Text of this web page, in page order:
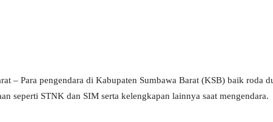
– Para pengendara di Kabupaten Sumbawa Barat (KSB) baik roda
seperti STNK dan SIM serta kelengkapan lainnya saat mengendara.